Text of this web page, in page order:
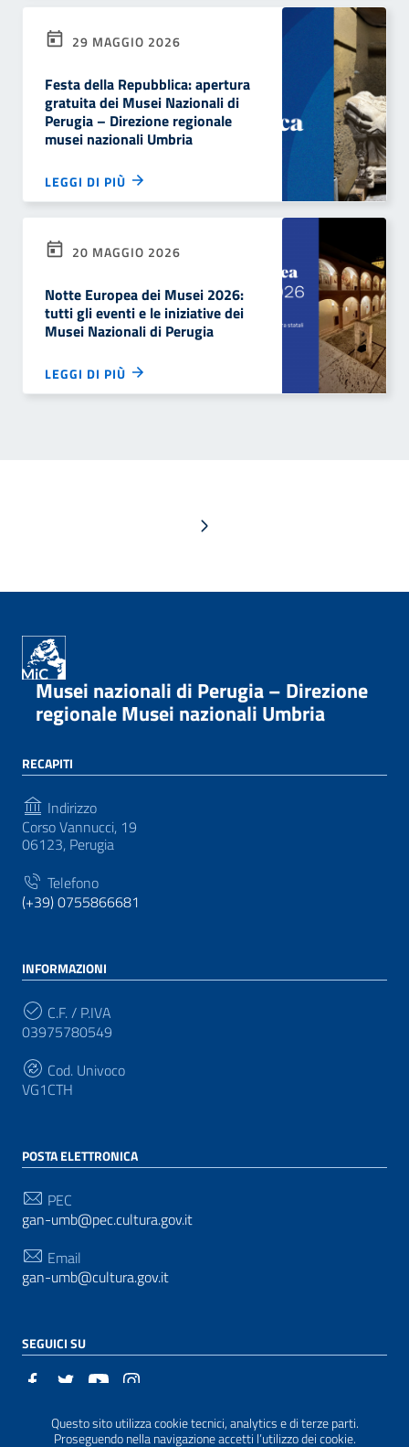
Questo sito utilizza cookie tecnici, analytics e di terze parti.
Proseguendo nella navigazione accetti l’utilizzo dei cookie.
29 MAGGIO 2026
Festa della Repubblica: apertura
gratuita dei Musei Nazionali di
Perugia – Direzione regionale
musei nazionali Umbria
LEGGI DI PIÙ
20 MAGGIO 2026
Notte Europea dei Musei 2026:
tutti gli eventi e le iniziative dei
Musei Nazionali di Perugia
LEGGI DI PIÙ
Pagina successiva
Musei nazionali di Perugia – Direzione
regionale Musei nazionali Umbria
RECAPITI
Indirizzo
Corso Vannucci, 19
06123, Perugia
Telefono
(+39) 0755866681
INFORMAZIONI
C.F. / P.IVA
03975780549
Cod. Univoco
VG1CTH
POSTA ELETTRONICA
PEC
gan-umb@pec.cultura.gov.it
Email
gan-umb@cultura.gov.it
SEGUICI SU
Sezione Link Utili
Realizzato conWordPress |Tema grafico ItaliaWP2